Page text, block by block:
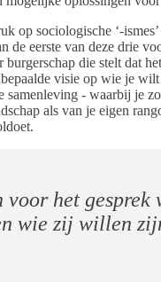
op sociologische ‘-
de eerste van deze drie
die stelt dat
visie op wie je
samenleving - waarbij je
als van je eigen
voor het gesprek
wie zij willen